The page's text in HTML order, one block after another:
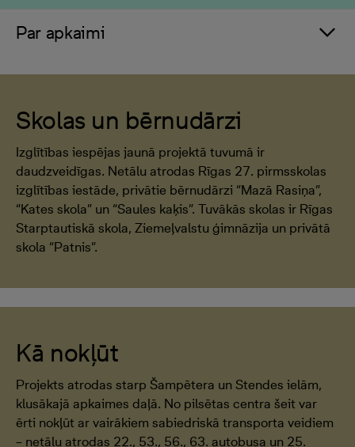
Par apkaimi
Skolas un bērnudārzi
Izglītības iespējas jaunā projektā tuvumā ir
daudzveidīgas. Netālu atrodas Rīgas 27. pirmsskolas
izglītības iestāde, privātie bērnudārzi “Mazā Rasiņa”,
“Kates skola” un “Saules kaķis”. Tuvākās skolas ir Rīgas
Starptautiskā skola, Ziemeļvalstu ģimnāzija un privātā
skola “Patnis”.
Kā nokļūt
Projekts atrodas starp Šampētera un Stendes ielām,
klusākajā apkaimes daļā. No pilsētas centra šeit var
ērti nokļūt ar vairākiem sabiedriskā transporta veidiem
– netālu atrodas 22., 53., 56., 63. autobusa un 25.